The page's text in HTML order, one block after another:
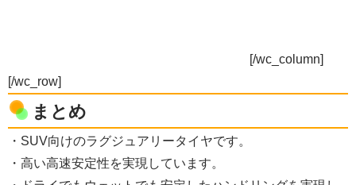
[/wc_column]
[/wc_row]
まとめ
・SUV向けのラグジュアリータイヤです。
・高い高速安定性を実現しています。